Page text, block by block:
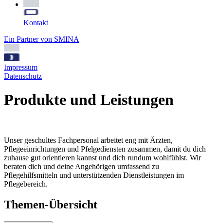
Kontakt
Ein Partner von SMINA
Impressum
Datenschutz
Produkte und Leistungen
Unser geschultes Fachpersonal arbeitet eng mit Ärzten,
Pflegeeinrichtungen und Pfelgediensten zusammen, damit du dich
zuhause gut orientieren kannst und dich rundum wohlfühlst. Wir
beraten dich und deine Angehörigen umfassend zu
Pflegehilfsmitteln und unterstützenden Dienstleistungen im
Pflegebereich.
Themen-Übersicht